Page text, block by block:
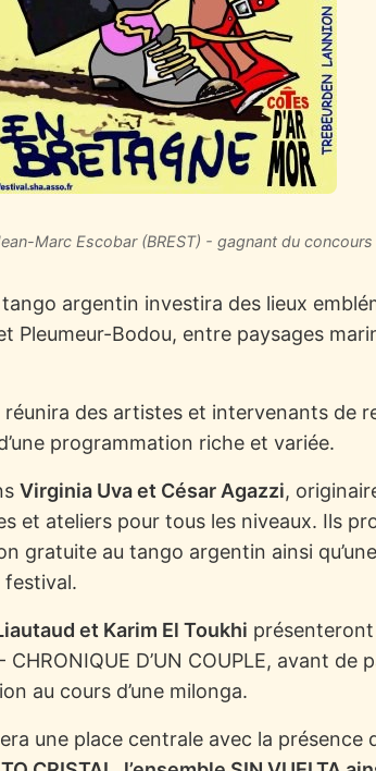
Marc Escobar (BREST) - gagnant du
argentin investira des lieux
Pleumeur-Bodou, entre paysages
des artistes et intervenants de
programmation riche et variée.
Virginia Uva et César Agazzi,
et ateliers pour tous les niveaux. Ils
gratuite au tango argentin ainsi
festival.
et Karim El Toukhi
D’UN COUPLE, avant de
au cours d’une milonga.
une place centrale avec la présence